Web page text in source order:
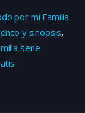
por mi Familia
y sinopsis,
serie